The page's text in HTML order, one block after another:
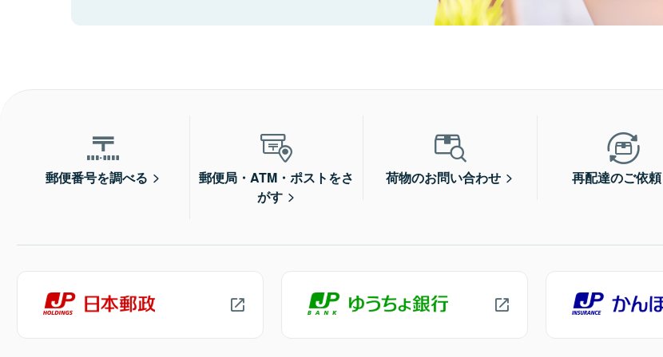
郵便番号を調べる
郵便局・ATM・ポストをさ
がす
荷物のお問い合わせ 再配達のご依頼